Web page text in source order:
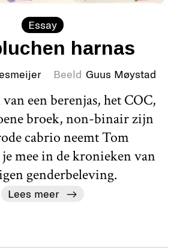
Essay
harnas
Beeld Guus Møystad
een berenjas, het COC,
broek, non-binair zijn
cabrio neemt Tom
mee in de kronieken van
genderbeleving.
Lees meer